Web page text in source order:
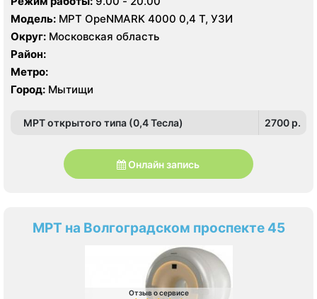
Модель: МРТ OpeNMARK 4000 0,4 Т, УЗИ
Округ: Московская область
Район:
Метро:
Город: Мытищи
МРТ открытого типа (0,4 Тесла) 2700 p.
Онлайн запись
МРТ на Волгоградском проспекте 45
Отзыв о сервисе